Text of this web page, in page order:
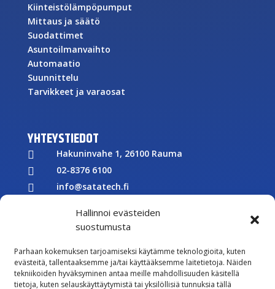
Hallinnoi evästeiden
suostumusta
Parhaan kokemuksen tarjoamiseksi käytämme teknologioita, kuten
evästeitä, tallentaaksemme ja/tai käyttääksemme laitetietoja. Näiden
tekniikoiden hyväksyminen antaa meille mahdollisuuden käsitellä
tietoja, kuten selauskäyttäytymistä tai yksilöllisiä tunnuksia tällä
Kiinteistölämpöpumput
Mittaus ja säätö
Suodattimet
Asuntoilmanvaihto
Automaatio
Suunnittelu
Tarvikkeet ja varaosat
YHTEYSTIEDOT
 Hakuninvahe 1, 26100 Rauma
 02-8376 6100
 info@satatech.fi
Y-tunnus: 2575266-3
 Töihin meille
 Lähetä meille palautetta